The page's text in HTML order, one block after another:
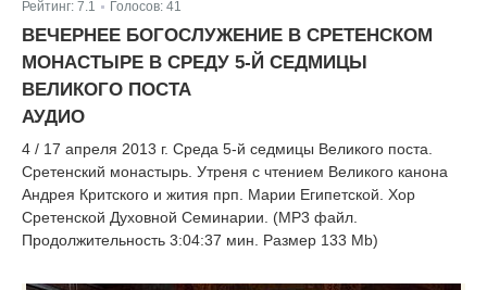
Рейтинг: 7.1 Голосов: 41
ВЕЧЕРНЕЕ БОГОСЛУЖЕНИЕ В СРЕТЕНСКОМ
МОНАСТЫРЕ В СРЕДУ 5-Й СЕДМИЦЫ
ВЕЛИКОГО ПОСТА
АУДИО
4 / 17 апреля 2013 г. Среда 5-й седмицы Великого поста.
Сретенский монастырь. Утреня с чтением Великого канона
Андрея Критского и жития прп. Марии Египетской. Хор
Сретенской Духовной Семинарии. (MP3 файл.
Продолжительность 3:04:37 мин. Размер 133 Mb)